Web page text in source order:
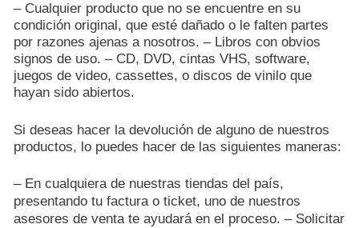
– Cualquier producto que no se encuentre en su
condición original, que esté dañado o le falten partes
por razones ajenas a nosotros. – Libros con obvios
signos de uso. – CD, DVD, cintas VHS, software,
juegos de video, cassettes, o discos de vinilo que
hayan sido abiertos.
Si deseas hacer la devolución de alguno de nuestros
productos, lo puedes hacer de las siguientes maneras:
– En cualquiera de nuestras tiendas del país,
presentando tu factura o ticket, uno de nuestros
asesores de venta te ayudará en el proceso. – Solicitar